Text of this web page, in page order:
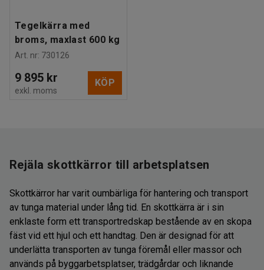
Tegelkärra med
broms, maxlast 600 kg
Art. nr: 730126
9 895 kr
exkl. moms
KÖP
Rejäla skottkärror till arbetsplatsen
Skottkärror har varit oumbärliga för hantering och transport
av tunga material under lång tid. En skottkärra är i sin
enklaste form ett transportredskap bestående av en skopa
fäst vid ett hjul och ett handtag. Den är designad för att
underlätta transporten av tunga föremål eller massor och
används på byggarbetsplatser, trädgårdar och liknande